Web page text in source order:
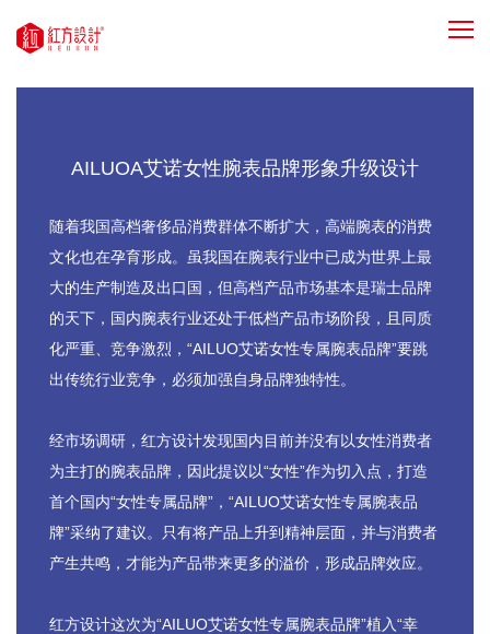
AILUOA艾诺女性腕表品牌形象升级设计
随着我国高档奢侈品消费群体不断扩大， 高端腕表的消费
文化也在孕育形成。 虽我国在腕表行业中已成为世界上最
大的生产制造及出口国， 但高档产品市场基本是瑞士品牌
的天下， 国内腕表行业还处于低档产品市场阶段，
且同质
化严重、竞争激烈，“AILUO艾诺女性专属腕表品牌”要跳
出传统行业竞争， 必须加强自身品牌独特性。
经市场调研，红方设计发现国内目前并没有以女性消费者
为主打的腕表品牌， 因此提议以“女性”作为切入点， 打造
首个国内“女性专属品牌”，“AILUO艾诺女性专属腕表品
牌”采纳了建议。 只有将产品上升到精神层面， 并与消费者
产生共鸣， 才能为产品带来更多的溢价，形成品牌效应。
红方设计这次为“AILUO艾诺女性专属腕表品牌”植入“幸